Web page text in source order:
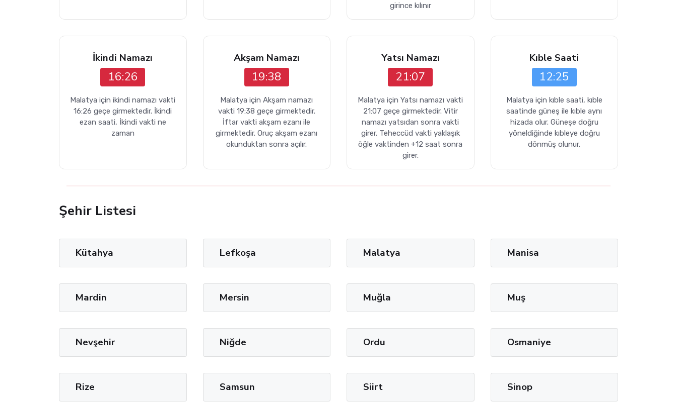
girince kılınır
İkindi Namazı
16:26
Malatya için ikindi namazı vakti
16:26 geçe girmektedir. İkindi
ezan saati, İkindi vakti ne
zaman
Akşam Namazı
19:38
Malatya için Akşam namazı
vakti 19:38 geçe girmektedir.
İftar vakti akşam ezanı ile
girmektedir. Oruç akşam ezanı
okunduktan sonra açılır.
Yatsı Namazı
21:07
Malatya için Yatsı namazı vakti
21:07 geçe girmektedir. Vitir
namazı yatsıdan sonra vakti
girer. Teheccüd vakti yaklaşık
öğle vaktinden +12 saat sonra
girer.
Kıble Saati
12:25
Malatya için kıble saati, kıble
saatinde güneş ile kıble aynı
hizada olur. Güneşe doğru
yöneldiğinde kıbleye doğru
dönmüş olunur.
Şehir Listesi
Kütahya Lefkoşa Malatya Manisa
Mardin Mersin Muğla Muş
Nevşehir Niğde Ordu Osmaniye
Rize Samsun Siirt Sinop